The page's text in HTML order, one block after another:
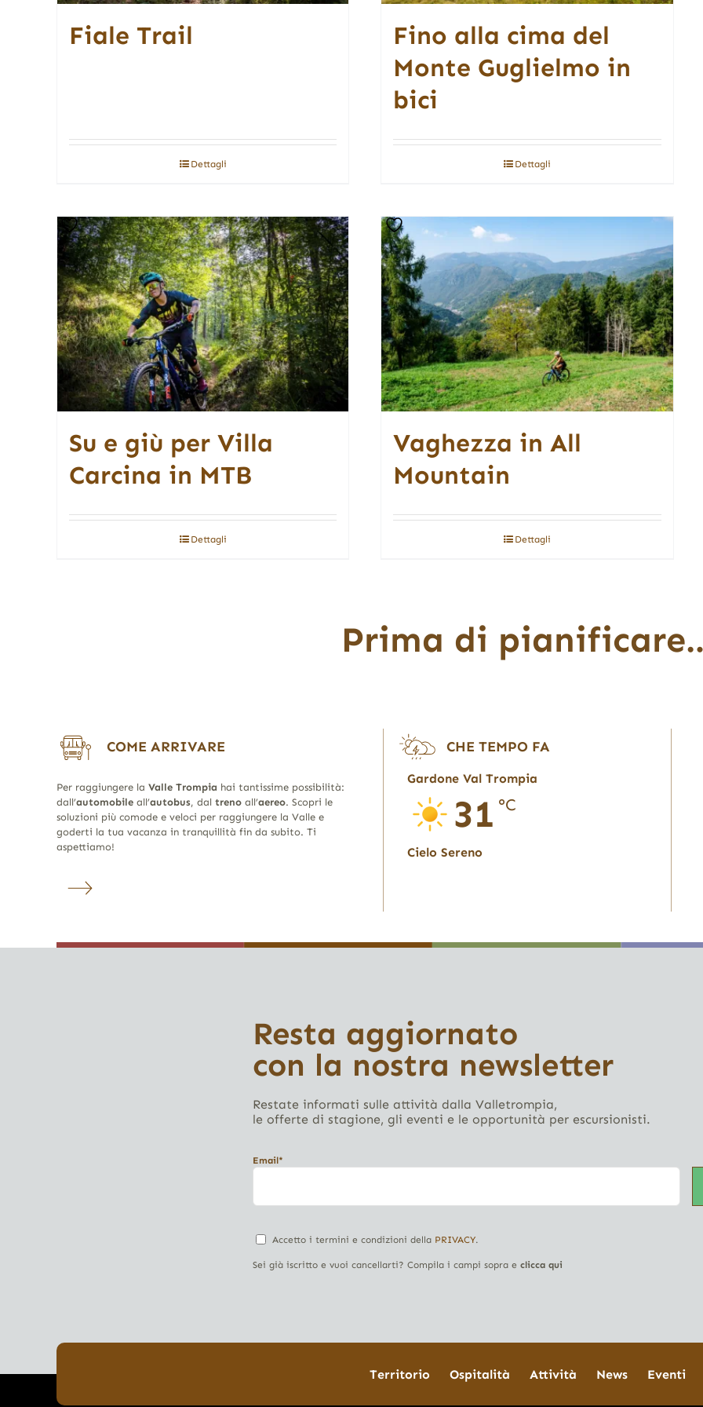
Fiale Trail
Dettagli
Fino alla cima del
Monte Guglielmo in
bici
Dettagli
Su e giù per Villa
Carcina in MTB
Dettagli
Vaghezza in All
Mountain
Dettagli
Prima di
COME ARRIVARE
Per raggiungere la Valle Trompia hai tantissime possibilità:
dall’automobileall’autobus, dal trenoall’aereo. Scopri le
soluzioni più comode e veloci per raggiungere la Valle e
goderti la tua vacanza in tranquillità fin da subito. Ti
aspettiamo!
CHE TEMPO FA
Gardone Val Trompia
31 °C
Cielo Sereno
Resta aggiornato
con la nostra newsletter
Restate informati sulle attività dalla Valletrompia,
le offerte di stagione, gli eventi e le opportunità per escursionisti.
Email*
Accetto i termini e condizioni della PRIVACY.
Sei già iscritto e vuoi cancellarti? Compila i campi sopra e clicca qui
Territorio Ospitalità Attività News Eventi